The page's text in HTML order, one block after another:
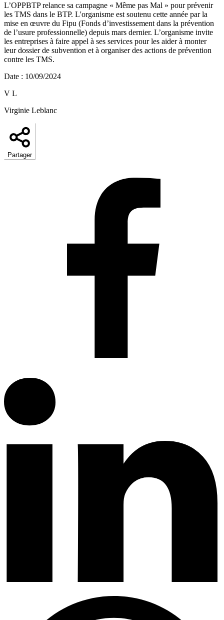
L’OPPBTP relance sa campagne « Même pas Mal » pour prévenir
les TMS dans le BTP. L'organisme est soutenu cette année par la
mise en œuvre du Fipu (Fonds d’investissement dans la prévention
de l’usure professionnelle) depuis mars dernier. L’organisme invite
les entreprises à faire appel à ses services pour les aider à monter
leur dossier de subvention et à organiser des actions de prévention
contre les TMS.
Date : 10/09/2024
V L
Virginie Leblanc
Partager